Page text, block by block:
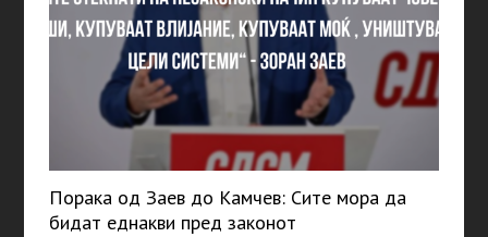
Порака од Заев до Камчев: Сите мора да
бидат еднакви пред законот